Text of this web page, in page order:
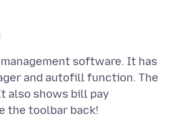
software. It has
and autofill function. The
also shows bill pay